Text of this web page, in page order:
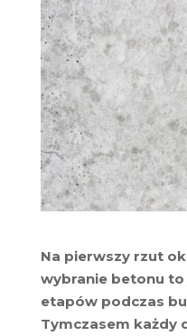
Na pierwszy rzut
wybranie betonu to
etapów podczas
Tymczasem każdy